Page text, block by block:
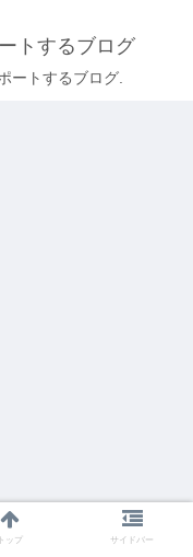
トするブログ
ートするブログ.
トップ サイドバー